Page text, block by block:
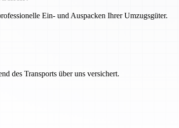
Ein- und Auspacken Ihrer Umzugsgüter.
des Transports über uns versichert.